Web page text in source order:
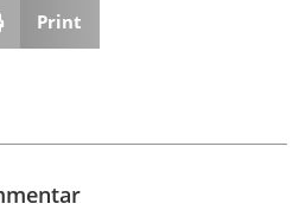
Print